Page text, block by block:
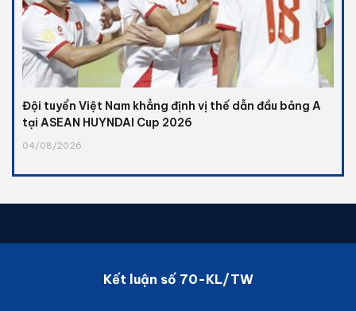
Đội tuyển Việt Nam khẳng định vị thế dẫn đầu bảng A
tại ASEAN HUYNDAI Cup 2026
04/08/2026
Kết luận số 70-KL/TW